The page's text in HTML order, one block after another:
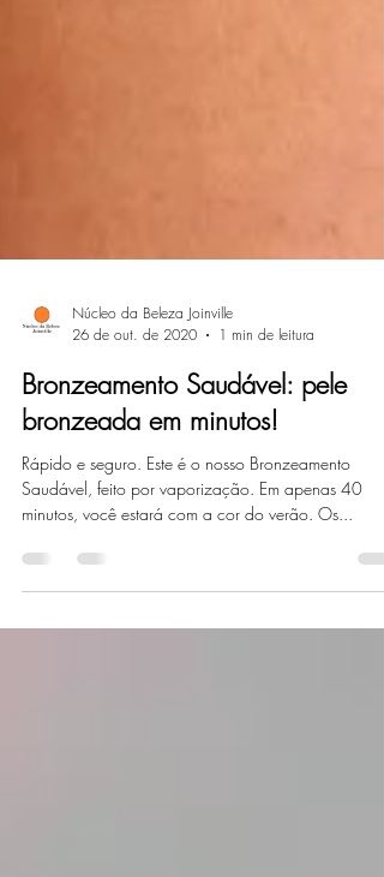
Núcleo da Beleza Joinville
26 de out. de 2020
1 min de leitura
Bronzeamento Saudável: pele
bronzeada em minutos!
Rápido e seguro. Este é o nosso Bronzeamento
Saudável, feito por vaporização. Em apenas 40
minutos, você estará com a cor do verão. Os...